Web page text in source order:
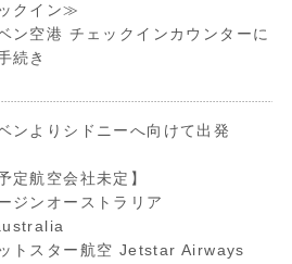
クイン≫
ン空港 チェックインカウンターに
続き
ンよりシドニーへ向けて出発
定航空会社未定】
ジンオーストラリア
トスター航空 Jetstar Airways